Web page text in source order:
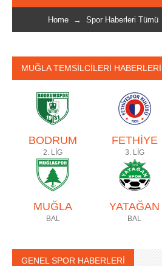
Home → Spor Haberleri Tümü
MUĞLA TEMSİLCİLERİ HABERLERİ
BODRUM
2. LİG
FETHİYE
3. LİG
MUĞLA
BAL
YATAĞAN
BAL
GENEL SPOR HABERLERİ